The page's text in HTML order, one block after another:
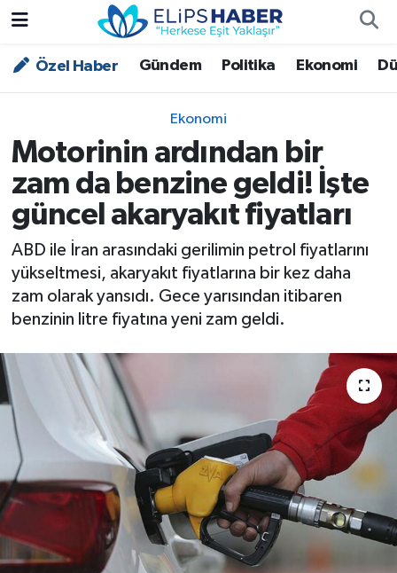
Özel Haber Gündem Politika Ekonomi
Ekonomi
Motorinin ardından bir
zam da benzine geldi! İşte
güncel akaryakıt fiyatları
ABD ile İran arasındaki gerilimin petrol fiyatlarını
yükseltmesi, akaryakıt fiyatlarına bir kez daha
zam olarak yansıdı. Gece yarısından itibaren
benzinin litre fiyatına yeni zam geldi.
Özel Haber
Asayiş
Bilim - Teknoloji
Çevre - İklim
Dünya
Magazin
Politika
Yaşam
Nöbetçi Eczaneler
Trafik Durumu
Süper Lig Puan Durumu ve Fikstür
Tüm Manşetler
Son Dakika Haberleri